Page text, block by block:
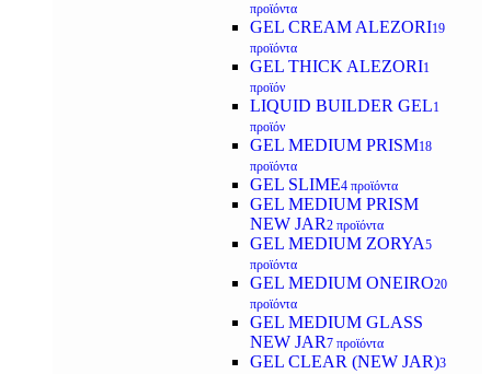
προϊόντα
GEL CREAM ALEZORI19
προϊόντα
GEL THICK ALEZORI1
προϊόν
LIQUID BUILDER GEL1
προϊόν
GEL MEDIUM PRISM18
προϊόντα
GEL SLIME4 προϊόντα
GEL MEDIUM PRISM
NEW JAR2 προϊόντα
GEL MEDIUM ZORYA5
προϊόντα
GEL MEDIUM ONEIRO20
προϊόντα
GEL MEDIUM GLASS
NEW JAR7 προϊόντα
GEL CLEAR (NEW JAR)3